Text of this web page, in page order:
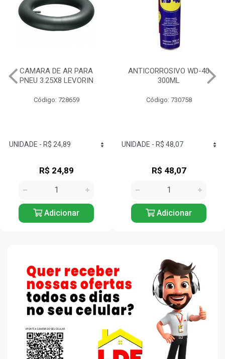
ANTICORROSIVO WD-40
300ML
Código: 730758
R$ 48,07
Adicionar
OLEO MULTIUSO WHITE
LUB 100ML ORBI
Código: 729382
R$ 7,65
Adicionar